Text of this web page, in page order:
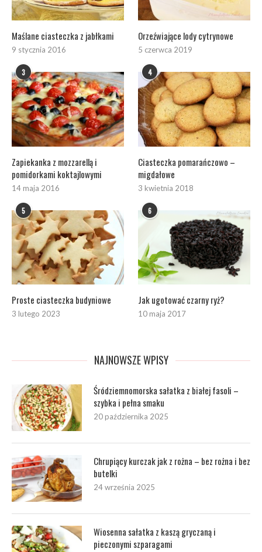
Maślane ciasteczka z jabłkami
9 stycznia 2016
Orzeźwiające lody cytrynowe
5 czerwca 2019
3
Zapiekanka z mozzarellą i
pomidorkami koktajlowymi
14 maja 2016
4
Ciasteczka pomarańczowo –
migdałowe
3 kwietnia 2018
5
Proste ciasteczka budyniowe
3 lutego 2023
6
Jak ugotować czarny ryż?
10 maja 2017
NAJNOWSZE WPISY
Śródziemnomorska sałatka z białej fasoli –
szybka i pełna smaku
20 października 2025
Chrupiący kurczak jak z rożna – bez rożna i bez
butelki
24 września 2025
Wiosenna sałatka z kaszą gryczaną i
pieczonymi szparagami